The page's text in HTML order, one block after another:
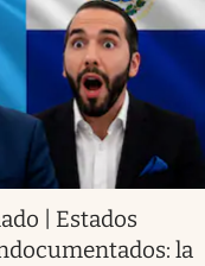
| Estados
la